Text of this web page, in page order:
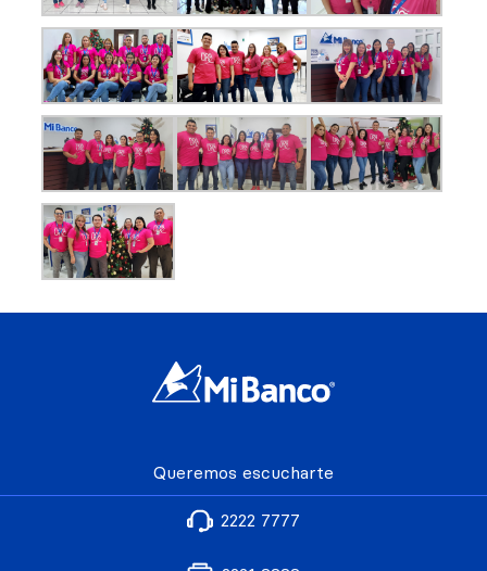
Queremos escucharte
2222 7777